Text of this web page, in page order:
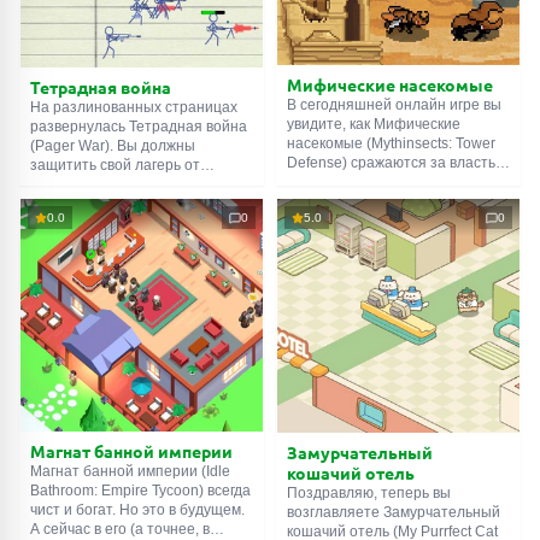
пространство.
Тетрадная война
На разлинованных страницах
развернулась Тетрадная война
(Pager War). Вы должны
защитить свой лагерь от
поле боя солдат с автоматами,
пулемётами и миномётами. У
врагов, помимо перечисленного
оружия, есть танки и
вертолёты. Чтобы с ними
справиться, нужно улучшать
свою армию между сражениями,
тратя ресурсы на повышение
характеристик.
Мифические насекомые
В сегодняшней онлайн игре вы
увидите, как Мифические
насекомые (Mythinsects: Tower
Defense) сражаются за власть в
необычно, согласитесь. Вы
возглавите племя жуков,
которые должны разрушить
вражескую цитадель.
Нанимайте инсектоидных
солдат, стройте защитные
турели, улучшайте базу и
переходите в новые эпохи.
Удачи!
0.0 0
Магнат банной империи
Магнат банной империи (Idle
Bathroom: Empire Tycoon) всегда
чист и богат. Но это в будущем.
А сейчас в его (а точнее, в
5.0 0
Замурчательный
кошачий отель
Поздравляю, теперь вы
возглавляете Замурчательный
кошачий отель (My Purrfect Cat